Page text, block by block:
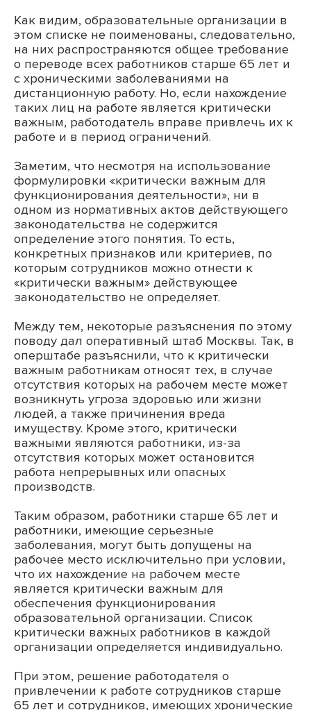
Как видим, образовательные организации в
этом списке не поименованы, следовательно,
на них распространяются общее требование
о переводе всех работников старше 65 лет и
с хроническими заболеваниями на
дистанционную работу. Но, если нахождение
таких лиц на работе является критически
важным, работодатель вправе привлечь их к
работе и в период ограничений.
Заметим, что несмотря на использование
формулировки «критически важным для
функционирования деятельности», ни в
одном из нормативных актов действующего
законодательства не содержится
определение этого понятия. То есть,
конкретных признаков или критериев, по
которым сотрудников можно отнести к
«критически важным» действующее
законодательство не определяет.
Между тем, некоторые разъяснения по этому
поводу дал оперативный штаб Москвы. Так, в
оперштабе разъяснили, что к критически
важным работникам относят тех, в случае
отсутствия которых на рабочем месте может
возникнуть угроза здоровью или жизни
людей, а также причинения вреда
имуществу. Кроме этого, критически
важными являются работники, из-за
отсутствия которых может остановится
работа непрерывных или опасных
производств.
Таким образом, работники старше 65 лет и
работники, имеющие серьезные
заболевания, могут быть допущены на
рабочее место исключительно при условии,
что их нахождение на рабочем месте
является критически важным для
обеспечения функционирования
образовательной организации. Список
критически важных работников в каждой
организации определяется индивидуально.
При этом, решение работодателя о
привлечении к работе сотрудников старше
65 лет и сотрудников, имеющих хронические